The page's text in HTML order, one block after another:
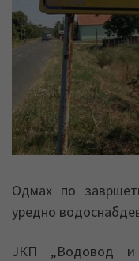
Одмах по
уредно
ЈКП „Водовод и